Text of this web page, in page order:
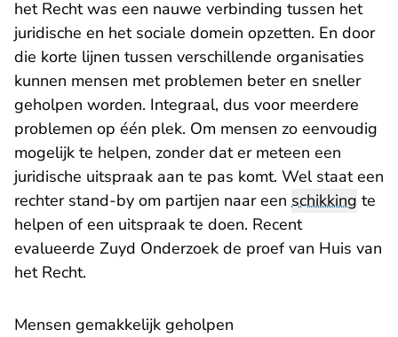
het Recht was een nauwe verbinding tussen het
juridische en het sociale domein opzetten. En door
die korte lijnen tussen verschillende organisaties
kunnen mensen met problemen beter en sneller
geholpen worden. Integraal, dus voor meerdere
problemen op één plek. Om mensen zo eenvoudig
mogelijk te helpen, zonder dat er meteen een
juridische uitspraak aan te pas komt. Wel staat een
rechter stand-by om partijen naar een schikking te
helpen of een uitspraak te doen. Recent
evalueerde Zuyd Onderzoek de proef van Huis van
het Recht.
Mensen gemakkelijk geholpen